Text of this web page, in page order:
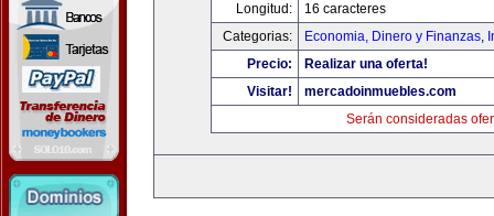
Longitud:
16 caracteres
Categorias:
Economia, Dinero y Finanzas,
Precio:
Realizar una oferta!
Visitar!
mercadoinmuebles.com
Serán consideradas